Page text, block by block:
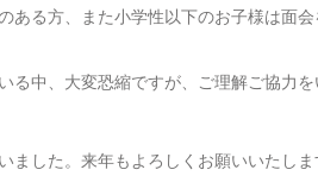
ある方、また小学性以下のお子様は面
る中、大変恐縮ですが、ご理解ご協力
ました。来年もよろしくお願いいたしま